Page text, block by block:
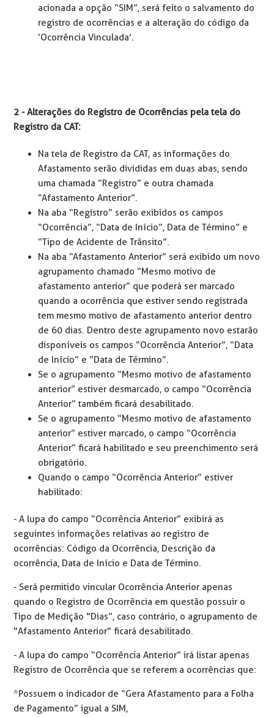
acionada a opção “SIM”, será feito o salvamento do
registro de ocorrências e a alteração do código da
‘Ocorrência Vinculada’.
2 - Alterações do Registro de Ocorrências pela tela do
Registro da CAT:
Na tela de Registro da CAT, as informações do
Afastamento serão divididas em duas abas, sendo
uma chamada “Registro” e outra chamada
“Afastamento Anterior”.
Na aba “Registro” serão exibidos os campos
“Ocorrência”, “Data de Início”, Data de Término” e
“Tipo de Acidente de Trânsito”.
Na aba “Afastamento Anterior” será exibido um novo
agrupamento chamado “Mesmo motivo de
afastamento anterior” que poderá ser marcado
quando a ocorrência que estiver sendo registrada
tem mesmo motivo de afastamento anterior dentro
de 60 dias. Dentro deste agrupamento novo estarão
disponíveis os campos “Ocorrência Anterior”, “Data
de Início” e “Data de Término”.
Se o agrupamento “Mesmo motivo de afastamento
anterior” estiver desmarcado, o campo “Ocorrência
Anterior” também ficará desabilitado.
Se o agrupamento “Mesmo motivo de afastamento
anterior” estiver marcado, o campo “Ocorrência
Anterior” ficará habilitado e seu preenchimento será
obrigatório.
Quando o campo “Ocorrência Anterior” estiver
habilitado:
- A lupa do campo “Ocorrência Anterior” exibirá as
seguintes informações relativas ao registro de
ocorrências: Código da Ocorrência, Descrição da
ocorrência, Data de Início e Data de Término.
- Será permitido vincular Ocorrência Anterior apenas
quando o Registro de Ocorrência em questão possuir o
Tipo de Medição "Dias”, caso contrário, o agrupamento de
"Afastamento Anterior" ficará desabilitado.
- A lupa do campo “Ocorrência Anterior” irá listar apenas
Registro de Ocorrência que se referem a ocorrências que:
*Possuem o indicador de “Gera Afastamento para a Folha
de Pagamento” igual a SIM,